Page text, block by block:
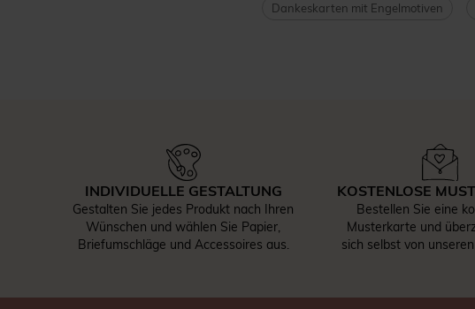
Dankeskarten mit Engelmotiven
INDIVIDUELLE GESTALTUNG
Gestalten Sie jedes Produkt nach Ihren
Wünschen und wählen Sie Papier,
Briefumschläge und Accessoires aus.
KOSTENLOSE
Bestellen Sie eine
Musterkarte und
sich selbst von